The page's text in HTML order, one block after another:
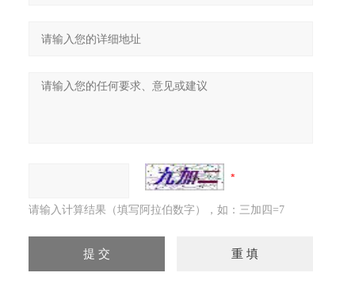
请输入计算结果（填写阿拉伯数字），如：三加四=7